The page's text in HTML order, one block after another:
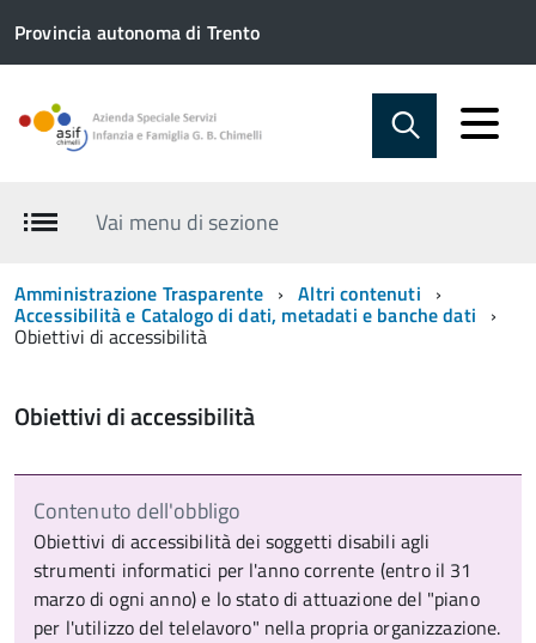
Provincia autonoma di Trento
Vai menu di sezione
Amministrazione Trasparente Altri contenuti
Accessibilità e Catalogo di dati, metadati e banche dati
Obiettivi di accessibilità
Obiettivi di accessibilità
Contenuto dell'obbligo
Obiettivi di accessibilità dei soggetti disabili agli
strumenti informatici per l'anno corrente (entro il 31
marzo di ogni anno) e lo stato di attuazione del "piano
per l'utilizzo del telelavoro" nella propria organizzazione.